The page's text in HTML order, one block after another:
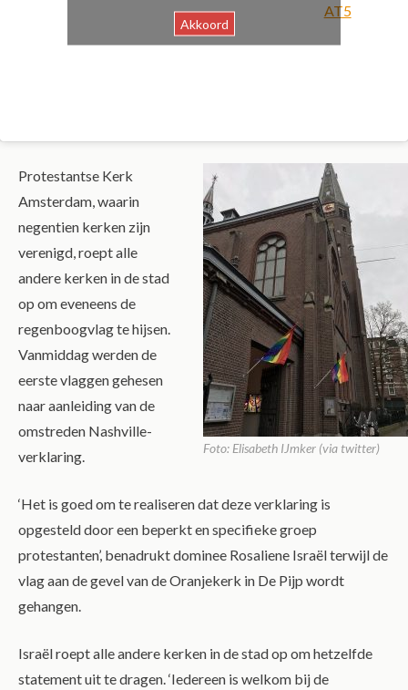
AT5
Akkoord
Foto: Elisabeth IJmker (via twitter)
Protestantse Kerk
Amsterdam, waarin
negentien kerken zijn
verenigd, roept alle
andere kerken in de stad
op om eveneens de
regenboogvlag te hijsen.
Vanmiddag werden de
eerste vlaggen gehesen
naar aanleiding van de
omstreden Nashville-
verklaring.
‘Het is goed om te realiseren dat deze verklaring is
opgesteld door een beperkt en specifieke groep
protestanten’, benadrukt dominee Rosaliene Israël terwijl de
vlag aan de gevel van de Oranjekerk in De Pijp wordt
gehangen.
Israël roept alle andere kerken in de stad op om hetzelfde
statement uit te dragen. ‘Iedereen is welkom bij de